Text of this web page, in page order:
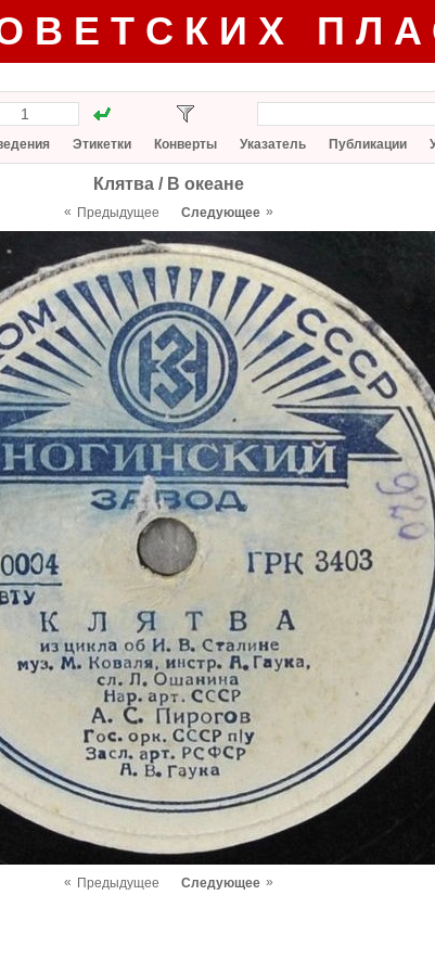
Этикетки Конверты Указатель Публикации
Клятва / В океане
« Предыдущее Следующее »
« Предыдущее Следующее »